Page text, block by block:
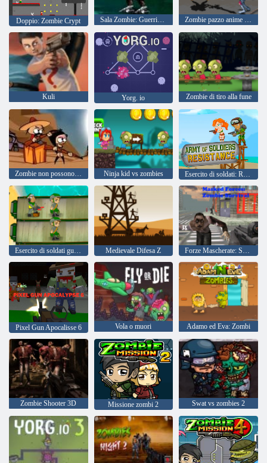
Doppio: Zombie Crypt Sala Zombie: Guerrieri e Arcieri Zombie pazzo anime Gli ultimi eroi
Kuli Yorg. io Zombie di tiro alla fune
Zombie non possono saltare Ninja kid vs zombies Esercito di soldati: Resistenza
Esercito di soldati guerra mondiale Medievale Difesa Z Forze Mascherate: Sopravvivenza Zombie
Pixel Gun Apocalisse 6 Vola o muori Adamo ed Eva: Zombi
Zombie Shooter 3D Missione zombi 2 Swat vs zombies 2